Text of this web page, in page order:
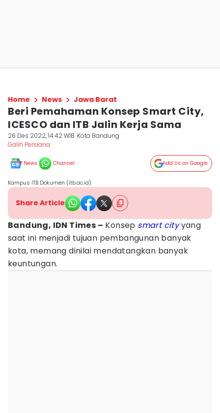
Home News Jawa Barat
Beri Pemahaman Konsep Smart City,
ICESCO dan ITB Jalin Kerja Sama
26 Des 2022, 14:42 WIB Kota Bandung
Galih Persiana
News Channel Add Us on Google
Kampus ITB Dokumen (itb.ac.id)
Share Article
Bandung, IDN Times – Konsep smart cityyang
saat ini menjadi tujuan pembangunan banyak
kota, memang dinilai mendatangkan banyak
keuntungan.